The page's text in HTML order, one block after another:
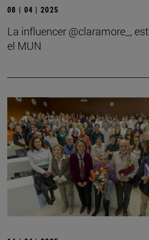
08 | 04 | 2025
La influencer @claramore_,
el MUN